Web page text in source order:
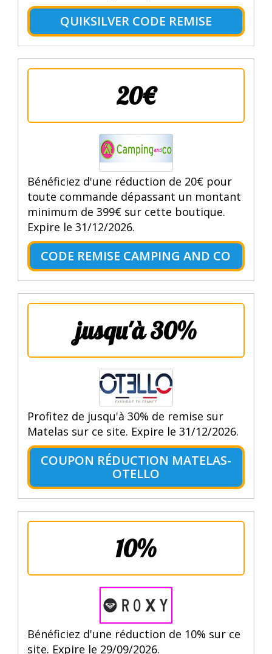
QUIKSILVER CODE REMISE
20€
Bénéficiez d'une réduction de 20€ pour
toute commande dépassant un montant
minimum de 399€ sur cette boutique.
Expire le 31/12/2026.
CODE REMISE CAMPING AND CO
jusqu'à 30%
Profitez de jusqu'à 30% de remise sur
Matelas sur ce site. Expire le 31/12/2026.
COUPON RÉDUCTION MATELAS-
OTELLO
10%
Bénéficiez d'une réduction de 10% sur ce
site. Expire le 29/09/2026.